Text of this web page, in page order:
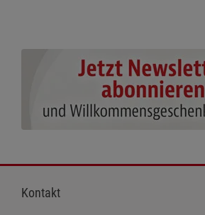
Kontakt